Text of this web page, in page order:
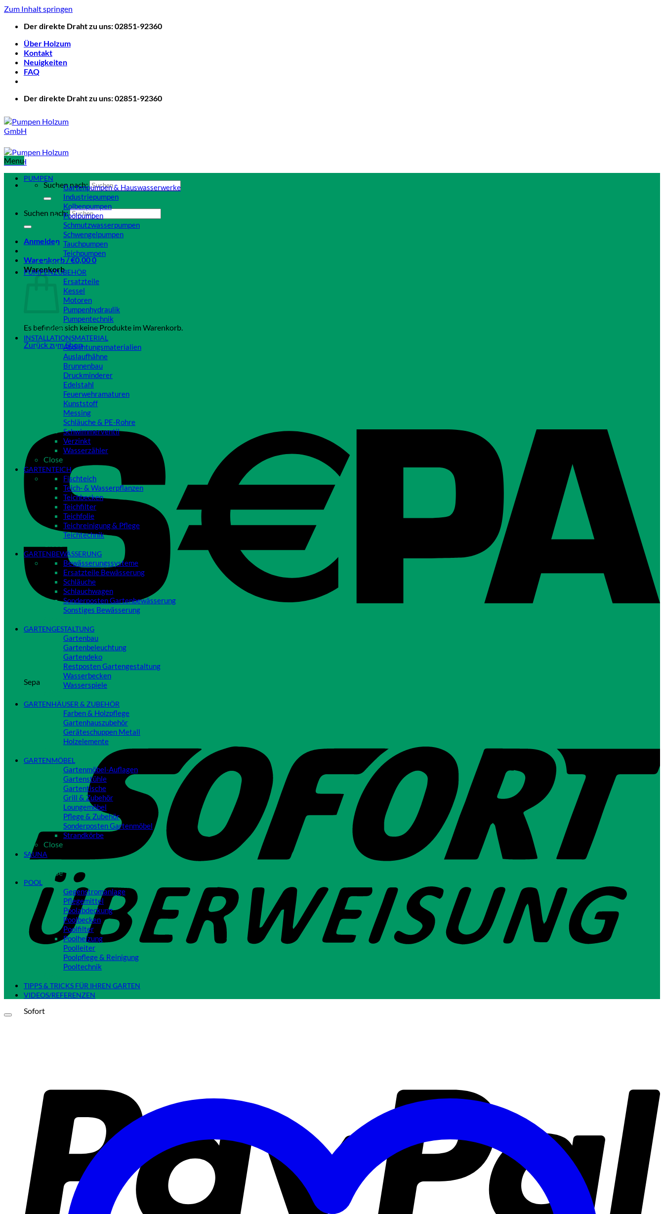
Zum Inhalt springen
Der direkte Draht zu uns: 02851-92360
Über Holzum
Kontakt
Neuigkeiten
FAQ
Der direkte Draht zu uns: 02851-92360
Suchen nach:
Suchen nach:
Anmelden
Warenkorb /€0,000
Warenkorb
Es befinden sich keine Produkte im Warenkorb.
Zurück zum Shop
Sepa
Sofort
Menu
PUMPEN
Gartenpumpen & Hauswasserwerke
Industriepumpen
Kolbenpumpen
Poolpumpen
Schmutzwasserpumpen
Schwengelpumpen
Tauchpumpen
Teichpumpen
Close
PUMPENZUBEHÖR
Ersatzteile
Kessel
Motoren
Pumpenhydraulik
Pumpentechnik
Close
INSTALLATIONSMATERIAL
Abdichtungsmaterialien
Auslaufhähne
Brunnenbau
Druckminderer
Edelstahl
Feuerwehramaturen
Kunststoff
Messing
Schläuche & PE-Rohre
Schwimmerventil
Verzinkt
Wasserzähler
Close
GARTENTEICH
Fischteich
Teich- & Wasserpflanzen
Teichbecken
Teichfilter
Teichfolie
Teichreinigung & Pflege
Teichtechnik
GARTENBEWÄSSERUNG
Bewässerungssysteme
Ersatzteile Bewässerung
Schläuche
Schlauchwagen
Sonderposten Gartenbewässerung
Sonstiges Bewässerung
GARTENGESTALTUNG
Gartenbau
Gartenbeleuchtung
Gartendeko
Restposten Gartengestaltung
Wasserbecken
Wasserspiele
GARTENHÄUSER & ZUBEHÖR
Farben & Holzpflege
Gartenhauszubehör
Geräteschuppen Metall
Holzelemente
GARTENMÖBEL
Gartenmöbel-Auflagen
Gartenstühle
Gartentische
Grill & Zubehör
Loungemöbel
Pflege & Zubehör
Sonderposten Gartenmöbel
Strandkörbe
Close
SAUNA
Close
POOL
Gegenstromanlage
Pflegemittel
Poolabdeckung
Poolbecken
Poolfilter
Poolheizung
Poolleiter
Poolpflege & Reinigung
Pooltechnik
TIPPS & TRICKS FÜR IHREN GARTEN
VIDEOS/REFERENZEN